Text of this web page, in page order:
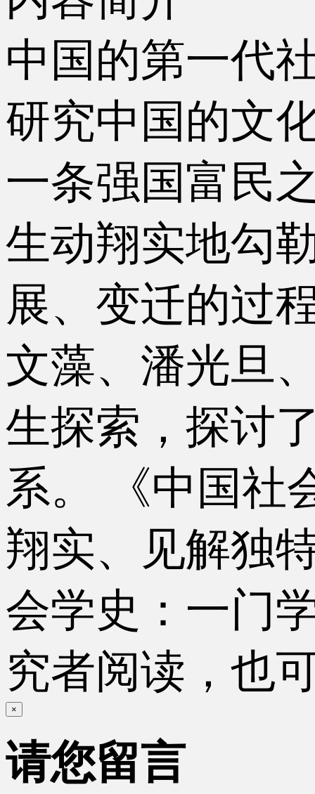
中国的第一代
研究中国的文
一条强国富民
生动翔实地勾
展、变迁的过
文藻、潘光旦
生探索，探讨
系。 《中国社
翔实、见解独
会学史：一门
究者阅读，也
×
请您留言